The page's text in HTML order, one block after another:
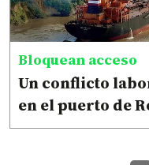
Bloquean acceso
Un conflicto
en el puerto de